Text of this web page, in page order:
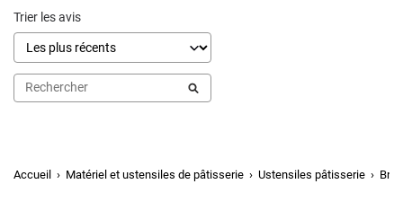
Trier les avis
Accueil Matériel et ustensiles de pâtisserie Ustensiles pâtisserie